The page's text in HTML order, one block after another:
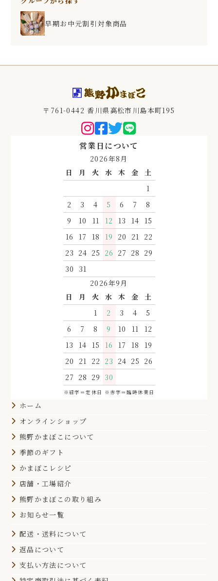
早期お中元割引対象商品
〒761-0442 香川県高松市川島本町195
営業日について
2026年8月
日
月 火 水 木 金
土
1
2
3 4 5 6 7
8
9
10 11 12 13 14
15
16
17 18 19 20 21 22
23 24 25 26 27 28 29
30
31
2026年9月
日
月 火 水 木 金
土
1
2 3 4
5
6
7 8 9 10 11
12
13
14 15 16 17 18
19
20
21 22 23 24 25 26
27 28 29 30
※緑字＝定休日 ※赤字＝臨時休業日
ホーム
オンラインショップ
熊野かまぼこについて
季節のギフト
かまぼこレシピ
店舗・工場紹介
熊野かまぼこの取り組み
お知らせ一覧
配送・送料について
返品について
支払い方法について